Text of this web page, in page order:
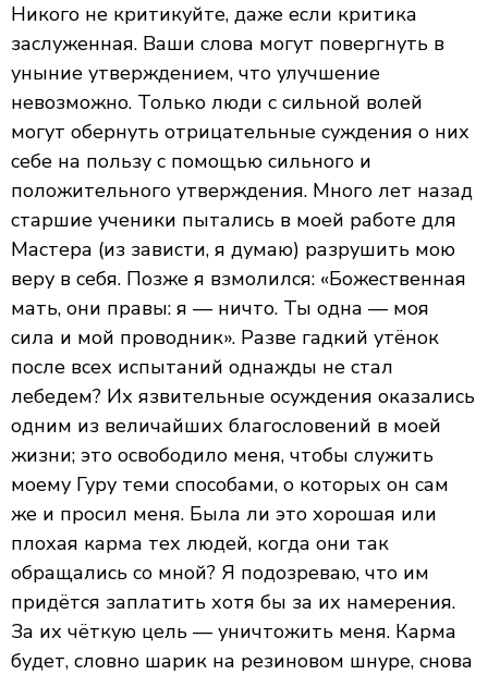
Никого не критикуйте, даже если критика
заслуженная. Ваши слова могут повергнуть в
уныние утверждением, что улучшение
невозможно. Только люди с сильной волей
могут обернуть отрицательные суждения о них
себе на пользу с помощью сильного и
положительного утверждения. Много лет назад
старшие ученики пытались в моей работе для
Мастера (из зависти, я думаю) разрушить мою
веру в себя. Позже я взмолился: «Божественная
мать, они правы: я — ничто. Ты одна — моя
сила и мой проводник». Разве гадкий утёнок
после всех испытаний однажды не стал
лебедем? Их язвительные осуждения оказались
одним из величайших благословений в моей
жизни; это освободило меня, чтобы служить
моему Гуру теми способами, о которых он сам
же и просил меня. Была ли это хорошая или
плохая карма тех людей, когда они так
обращались со мной? Я подозреваю, что им
придётся заплатить хотя бы за их намерения.
За их чёткую цель — уничтожить меня. Карма
будет, словно шарик на резиновом шнуре, снова